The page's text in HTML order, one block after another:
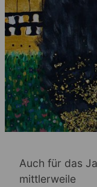
Auch für das
mittlerweile